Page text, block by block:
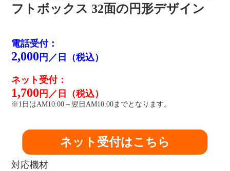
フトボックス 32面の円形デザイン
電話受付：
2,000 円／日（税込）
ネット受付：
1,700 円／日（税込）
※1日はAM10:00～翌日AM10:00までとなります。
ネット受付はこちら
対応機材